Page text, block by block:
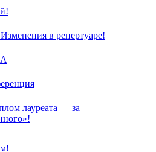
в репертуаре!
лауреата — за